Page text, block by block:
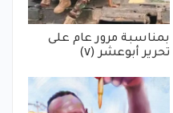
بمناسبة مرور عام على
تحرير أبوعشر (٧)